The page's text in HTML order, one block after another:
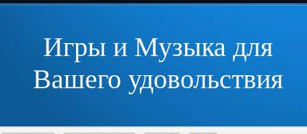
Игры и Музыка для
Вашего удовольствия